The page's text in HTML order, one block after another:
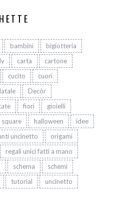
bambini
bigiotteria
carta
cartone
cucito
cuori
Decòr
fiori
gioielli
square halloween
idee
uncinetto
origami
regali unici fatti a mano
schema
schemi
tutorial
uncinetto